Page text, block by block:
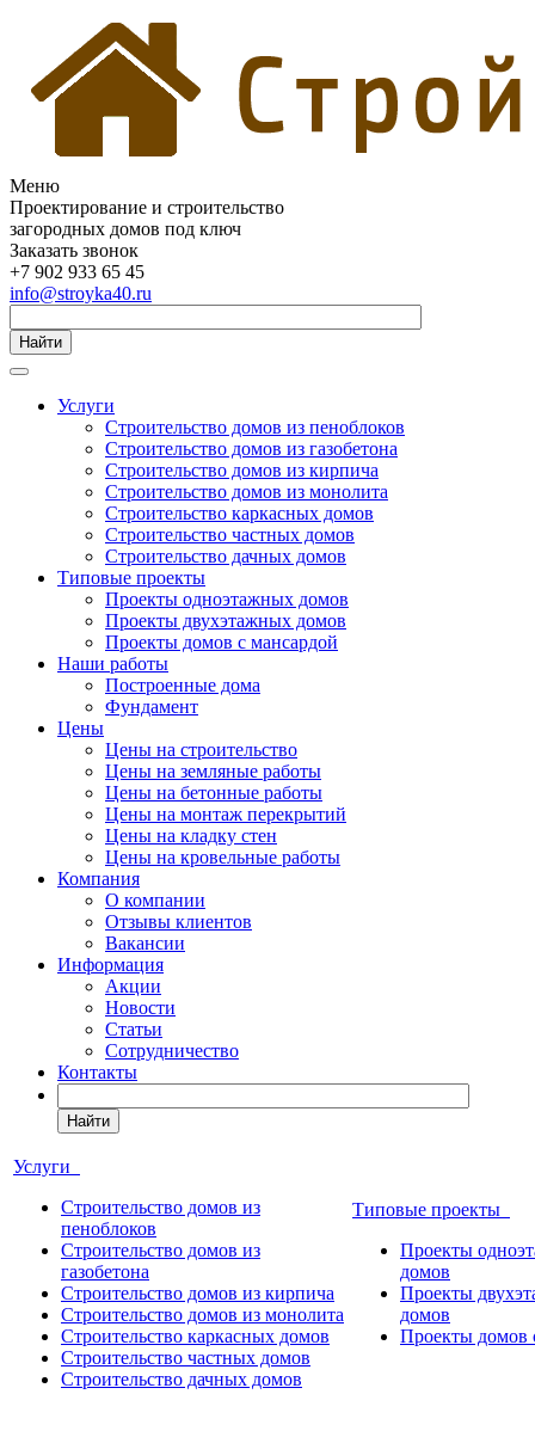
Меню
Проектирование и строительство
загородных домов под ключ
Заказать звонок
+7 902 933 65 45
info@stroyka40.ru
Найти
Услуги
Строительство домов из пеноблоков
Строительство домов из газобетона
Строительство домов из кирпича
Строительство домов из монолита
Строительство каркасных домов
Строительство частных домов
Строительство дачных домов
Типовые проекты
Проекты одноэтажных домов
Проекты двухэтажных домов
Проекты домов с мансардой
Наши работы
Построенные дома
Фундамент
Цены
Цены на строительство
Цены на земляные работы
Цены на бетонные работы
Цены на монтаж перекрытий
Цены на кладку стен
Цены на кровельные работы
Компания
О компании
Отзывы клиентов
Вакансии
Информация
Акции
Новости
Статьи
Сотрудничество
Контакты
Найти
Услуги
Строительство домов из
пеноблоков
Строительство домов из
газобетона
Строительство домов из кирпича
Строительство домов из монолита
Строительство каркасных домов
Строительство частных домов
Строительство дачных домов
Типовые проекты
Проекты
домов
Проекты
домов
Проекты домов